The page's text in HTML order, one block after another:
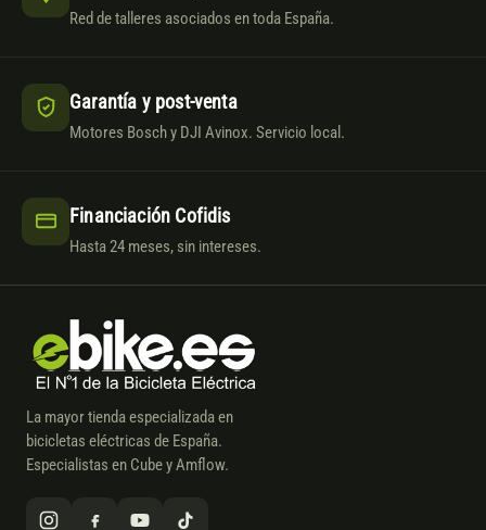
Red de talleres asociados en toda España.
Garantía y post-venta
Motores Bosch y DJI Avinox. Servicio local.
Financiación Cofidis
Hasta 24 meses, sin intereses.
La mayor tienda especializada en
bicicletas eléctricas de España.
Especialistas en Cube y Amflow.